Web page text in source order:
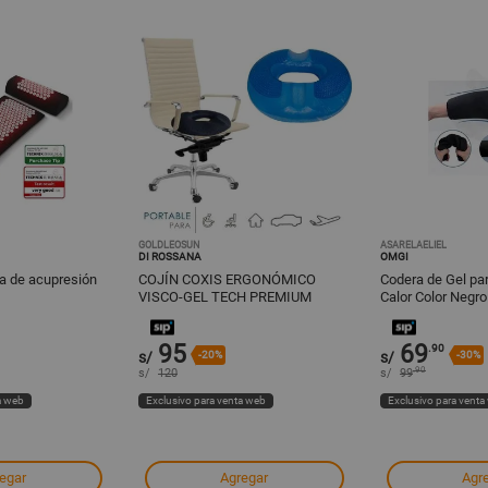
de acupresión
web
GOLDLEOSUN
DI ROSSANA
COJÍN COXIS ERGONÓMICO
VISCO-GEL TECH PREMIUM
s/ 95 -20%
s/ 120
Exclusivo para venta web
Agregar
ASARELAELIEL
OMGI
Codera de Gel
Calor Color Negro
s/ 69.90
-30%
s/ 99.90
Exclusivo para venta